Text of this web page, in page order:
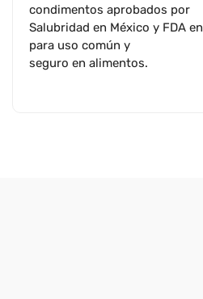
condimentos aprobados por
Salubridad en México y FDA
para uso común y
seguro en alimentos.